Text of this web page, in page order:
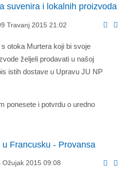
suvenira i lokalnih proizvoda
Travanj 2015 21:02
otoka Murtera koji bi svoje
željeli prodavati u našoj
istih dostave u Upravu JU NP
ponesete i potvrdu o uredno
Francusku - Provansa
2015 09:08